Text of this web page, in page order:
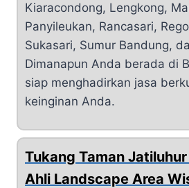
Kiaracondong, Lengkong,
Panyileukan, Rancasari,
Sukasari, Sumur Bandung,
Dimanapun Anda berada di
siap menghadirkan jasa
keinginan Anda.
Tukang Taman Jatiluhur
Ahli Landscape Area